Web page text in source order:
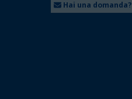
Hai una domanda?